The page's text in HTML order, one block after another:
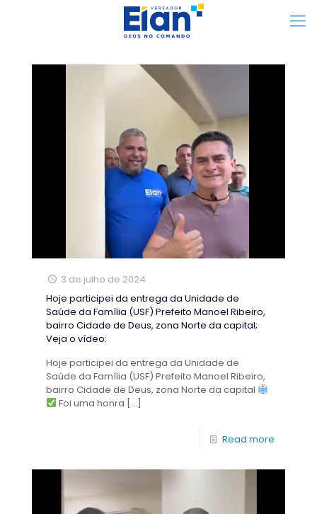
3 de julho de 2024
Hoje participei da entrega da Unidade de
Saúde da Família (USF) Prefeito Manoel Ribeiro,
bairro Cidade de Deus, zona Norte da capital;
Veja o vídeo:
Hoje participei da entrega da Unidade de
Saúde da Família (USF) Prefeito Manoel Ribeiro,
bairro Cidade de Deus, zona Norte da capital
Foi uma honra […]
Read more